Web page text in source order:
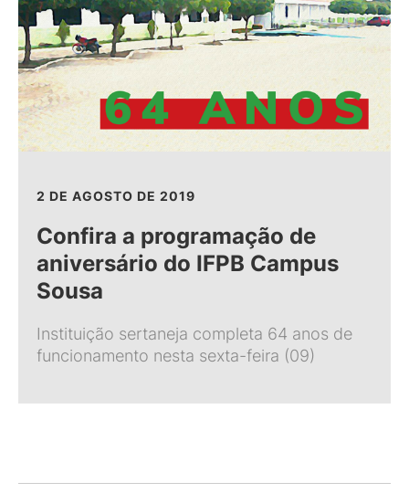
2 DE AGOSTO DE 2019
Confira a programação de
aniversário do IFPB Campus
Sousa
Instituição sertaneja completa 64 anos de
funcionamento nesta sexta-feira (09)